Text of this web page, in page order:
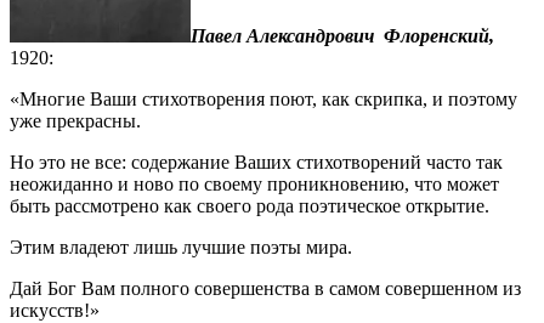
Павел Александрович Флоренский,
1920:
«Многие Ваши стихотворения поют, как скрипка, и поэтому
уже прекрасны.
Но это не все: содержание Ваших стихотворений часто так
неожиданно и ново по своему проникновению, что может
быть рассмотрено как своего рода поэтическое открытие.
Этим владеют лишь лучшие поэты мира.
Дай Бог Вам полного совершенства в самом совершенном из
искусств!»